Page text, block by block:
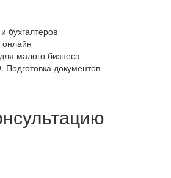
онлайн
малого бизнеса
документов